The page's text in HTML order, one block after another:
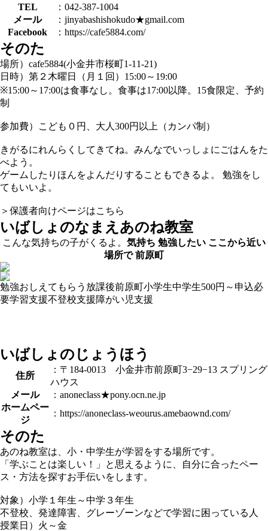
TEL
：042-387-1004
メール
：jinyabashishokudo★gmail.com
Facebook
：https://cafe5884.com/
そのた
場所）cafe5884(小金井市桜町1-11-21)
日時）第２木曜日（月１回）15:00～19:00
※15:00～17:00は食事なし。食事は17:00以降。15食限定、予約
制
参加費）こども０円、大人300円以上（カンパ制）
きがるにれんらくしてきてね。みんなでいっしょにごはんをた
べよう。
ゲームしたりほんをよんだりすることもできるよ。 勉強をし
てもいいよ。
＞保護者向けページはこちら
いばしょのなまえ あのね教室
こんな気持ちの子がくるよ。 気持ち 勉強したい ここから近い
場所で 前原町
勉強おしえてもらう 放課後前原町小学生中学生500円～ 申込必
要学習支援不登校支援障がい児支援
いばしょのじょうほう
住所
：〒184-0013 小金井市前原町3−29−13 スプリング
ハウス
メール
：anoneclass★pony.ocn.ne.jp
ホームペー
ジ
：https://anoneclass-weourus.amebaownd.com/
そのた
あのね教室は、小・中学生が学習をする場所です。
「学ぶことは楽しい！」と思えるように、自分に合ったペー
ス・方法を探すお手伝いをします。
対象）小学１年生～中学３年生
不登校、発達障害、グレーゾーンなどで学習に困っている人
授業日）火～金